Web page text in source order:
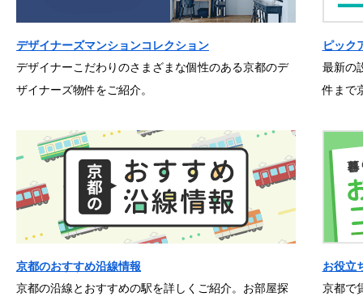
デザイナーズマンションコレクション
デザイナーこだわりのさまざまな個性のある京都のデ
ザイナーズ物件をご紹介。
ピック
最新の
件まで
京都のおすすめ沿線情報
京都の沿線とおすすめの駅を詳しくご紹介。お部屋探
お役立
京都で